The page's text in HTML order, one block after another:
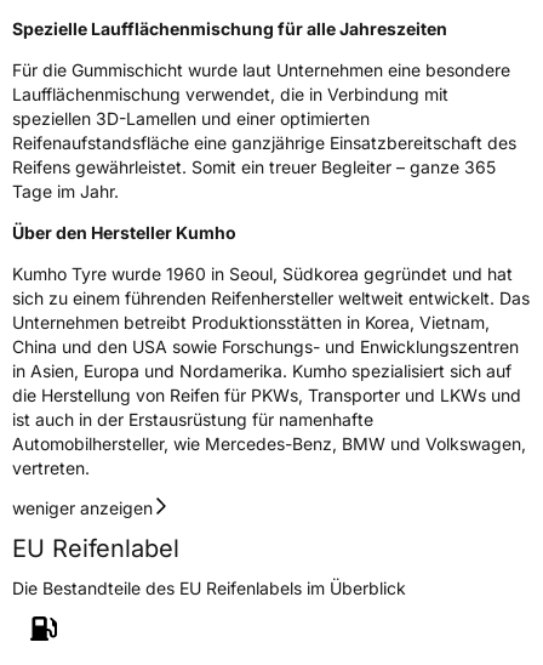
EPREL ID 446817
Allgemeine Produktsicherheit (GPSR)
HerstellerkontaktKumho Tire Europe GmbH, KUMHO TIRE
EUROPE GmbH Strahlenberger Str. 110-112
D-63067 Offenbach Germany, kumhotire.de,
Spezielle Laufflächenmischung für alle Jahreszeiten
Für die Gummischicht wurde laut Unternehmen eine besondere
Laufflächenmischung verwendet, die in Verbindung mit
speziellen 3D-Lamellen und einer optimierten
Reifenaufstandsfläche eine ganzjährige Einsatzbereitschaft des
Reifens gewährleistet. Somit ein treuer Begleiter – ganze 365
Tage im Jahr.
Über den Hersteller Kumho
Kumho Tyre wurde 1960 in Seoul, Südkorea gegründet und hat
sich zu einem führenden Reifenhersteller weltweit entwickelt. Das
Unternehmen betreibt Produktionsstätten in Korea, Vietnam,
China und den USA sowie Forschungs- und Enwicklungszentren
in Asien, Europa und Nordamerika. Kumho spezialisiert sich auf
die Herstellung von Reifen für PKWs, Transporter und LKWs und
ist auch in der Erstausrüstung für namenhafte
Automobilhersteller, wie Mercedes-Benz, BMW und Volkswagen,
vertreten.
weniger anzeigen
EU Reifenlabel
Die Bestandteile des EU Reifenlabels im Überblick